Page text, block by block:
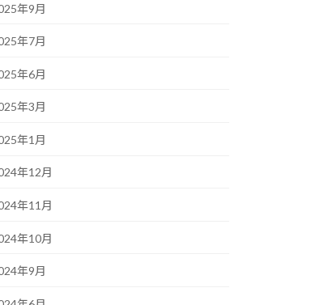
年9月
年7月
年6月
年3月
年1月
年12月
年11月
年10月
年9月